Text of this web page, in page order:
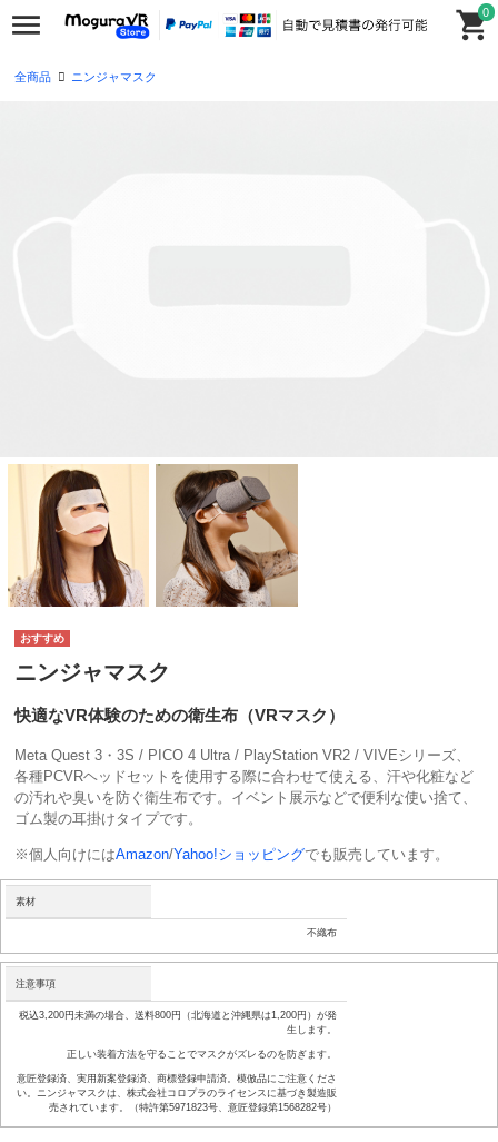
0
全商品 ニンジャマスク
ニンジャマスク
快適なVR体験のための衛生布（VRマスク）
Meta Quest 3・3S / PICO 4 Ultra / PlayStation VR2 / VIVEシリーズ、
各種PCVRヘッドセットを使用する際に合わせて使える、汗や化粧など
の汚れや臭いを防ぐ衛生布です。イベント展示などで便利な使い捨て、
ゴム製の耳掛けタイプです。
※個人向けにはAmazon/Yahoo!ショッピングでも販売しています。
素材
不織布
注意事項
税込3,200円未満の場合、送料800円（北海道と沖縄県は1,200円）が発
生します。
正しい装着方法を守ることでマスクがズレるのを防ぎます。
意匠登録済、実用新案登録済、商標登録申請済。模倣品にご注意くださ
い。ニンジャマスクは、株式会社コロプラのライセンスに基づき製造販
売されています。（特許第5971823号、意匠登録第1568282号）